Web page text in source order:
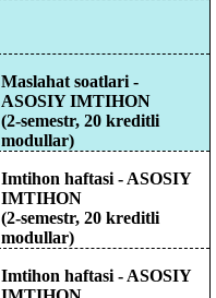
Maslahat soatlari-
ASOSIY IMTIHON
(2-semestr, 20kreditli
modullar)
Imtihon haftasi- ASOSIY
IMTIHON
(2-semestr, 20kreditli
modullar)
Imtihon haftasi- ASOSIY